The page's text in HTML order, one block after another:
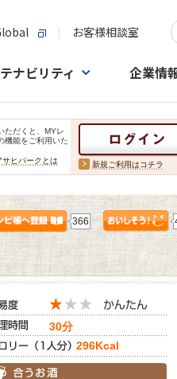
お客様相談室
ナビリティ 企業情
ただくと、MYレ
機能をご利用いた
サヒパークとは 新規ご利用はコチラ
366
30分
296Kcal